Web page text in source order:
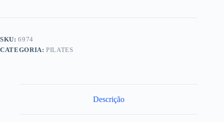
SKU:6974
CATEGORIA:PILATES
Descrição